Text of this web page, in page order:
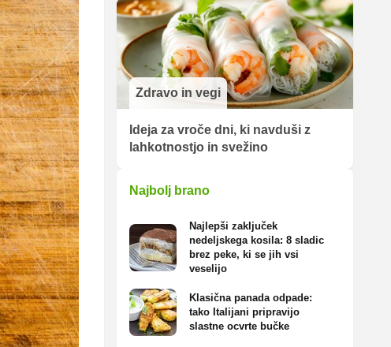
Zdravo in vegi
Ideja za vroče dni, ki navduši z
lahkotnostjo in svežino
Najbolj brano
Najlepši zaključek
nedeljskega kosila: 8 sladic
brez peke, ki se jih vsi
veselijo
Klasična panada odpade:
tako Italijani pripravijo
slastne ocvrte bučke